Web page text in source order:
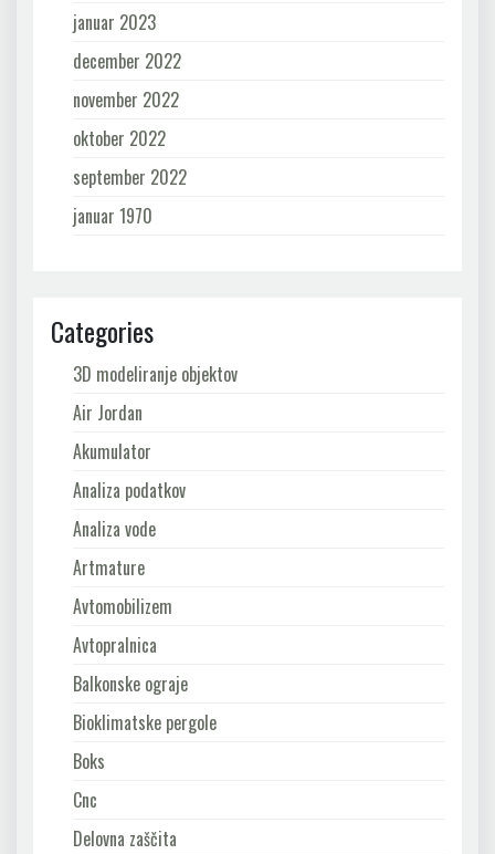
januar 2023
december 2022
november 2022
oktober 2022
september 2022
januar 1970
Categories
3D modeliranje objektov
Air Jordan
Akumulator
Analiza podatkov
Analiza vode
Artmature
Avtomobilizem
Avtopralnica
Balkonske ograje
Bioklimatske pergole
Boks
Cnc
Delovna zaščita